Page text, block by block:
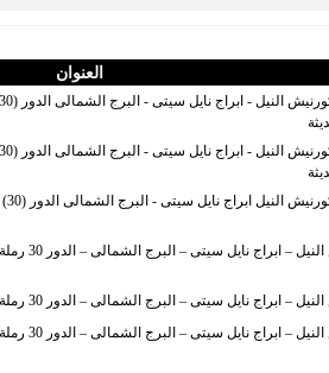
العنوان